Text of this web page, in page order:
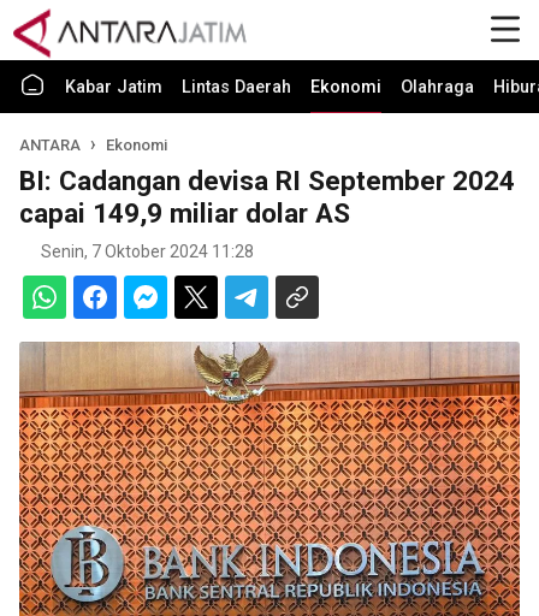
Kabar Jatim Lintas Daerah Ekonomi Olahraga
ANTARA Ekonomi
BI: Cadangan devisa RI September 2024
capai 149,9 miliar dolar AS
Senin, 7 Oktober 2024 11:28